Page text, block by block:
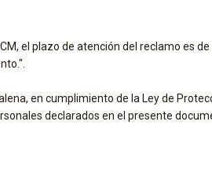
el plazo de atención del reclamo es
en cumplimiento de la Ley de
declarados en el presente